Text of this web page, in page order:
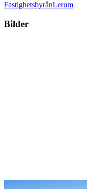
FastighetsbyrånLerum
Bilder